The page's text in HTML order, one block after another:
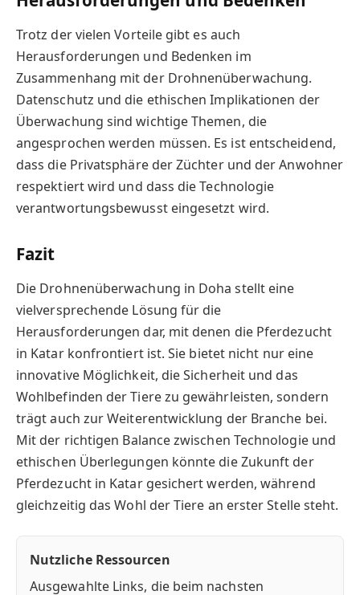
Trotz der vielen Vorteile gibt es auch
Herausforderungen und Bedenken im
Zusammenhang mit der Drohnenüberwachung.
Datenschutz und die ethischen Implikationen der
Überwachung sind wichtige Themen, die
angesprochen werden müssen. Es ist entscheidend,
dass die Privatsphäre der Züchter und der Anwohner
respektiert wird und dass die Technologie
verantwortungsbewusst eingesetzt wird.
Fazit
Die Drohnenüberwachung in Doha stellt eine
vielversprechende Lösung für die
Herausforderungen dar, mit denen die Pferdezucht
in Katar konfrontiert ist. Sie bietet nicht nur eine
innovative Möglichkeit, die Sicherheit und das
Wohlbefinden der Tiere zu gewährleisten, sondern
trägt auch zur Weiterentwicklung der Branche bei.
Mit der richtigen Balance zwischen Technologie und
ethischen Überlegungen könnte die Zukunft der
Pferdezucht in Katar gesichert werden, während
gleichzeitig das Wohl der Tiere an erster Stelle steht.
Nutzliche Ressourcen
Ausgewahlte Links, die beim nachsten